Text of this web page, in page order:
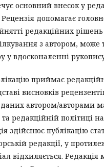
основний внесок у
Рецензія допомагає
редакційних
з автором, може
у вдосконаленні
приймає
висновків
автором/авторами
редакційній політиці
здійснює публікацію
редакції, у
відхиляється. Редакція